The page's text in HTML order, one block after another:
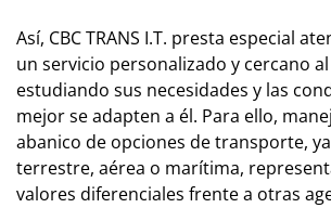
Así, CBC TRANS I.T. presta especial
un servicio personalizado y cercano
estudiando sus necesidades y las
mejor se adapten a él. Para ello,
abanico de opciones de transporte,
terrestre, aérea o marítima,
valores diferenciales frente a otras